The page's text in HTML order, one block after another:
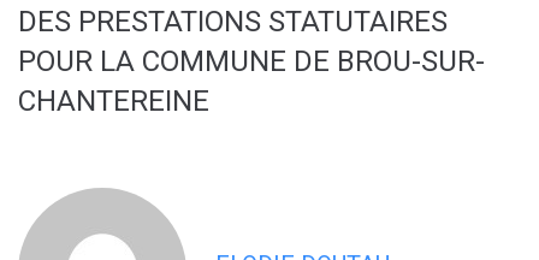
DES PRESTATIONS STATUTAIRES
POUR LA COMMUNE DE BROU-SUR-
CHANTEREINE